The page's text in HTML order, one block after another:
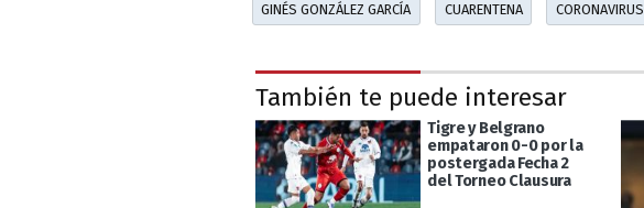
GINÉS GONZÁLEZ GARCÍA CUARENTENA CORONAVIRUS
También te puede interesar
Tigre y Belgrano
empataron 0-0 por la
postergada Fecha 2
del Torneo Clausura